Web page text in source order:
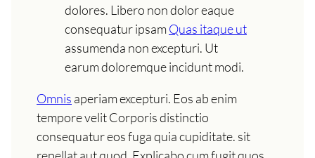
dolores. Libero non dolor eaque
consequatur ipsamQuas itaque ut
assumenda non excepturi. Ut
earum doloremque incidunt modi.
Omnis aperiam excepturi. Eos ab enim
tempore velit Corporis distinctio
consequatur eos fuga quia cupiditate. sit